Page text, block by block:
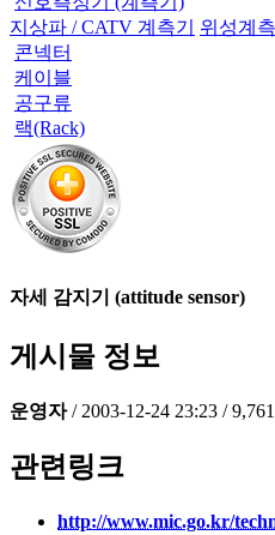
지상파 / CATV 계측기
위성계측
콘넥터
케이블
공구류
랙(Rack)
자세 감지기 (attitude sensor)
게시물 정보
운영자 / 2003-12-24 23:23 /
관련링크
http://www.mic.go.kr/